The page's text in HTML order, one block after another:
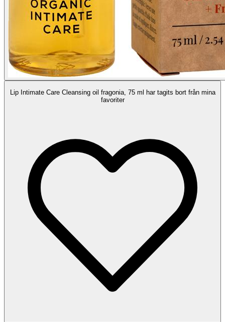
Lip Intimate Care Cleansing oil fragonia, 75 ml har tagits bort från mina
favoriter